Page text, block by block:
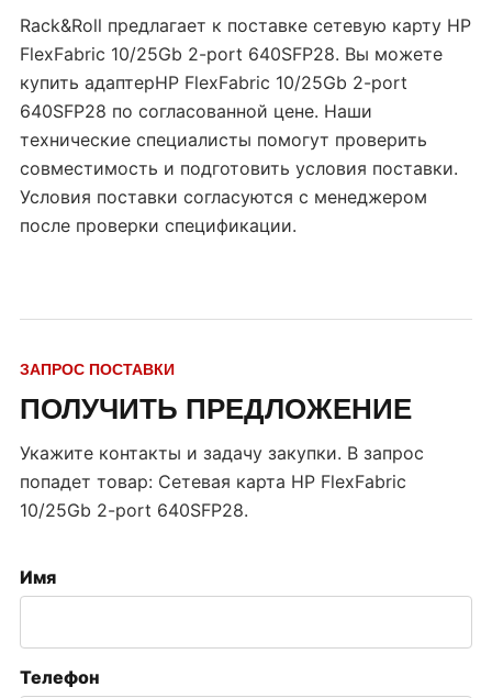
Rack&Roll предлагает к поставке сетевую карту HP
FlexFabric 10/25Gb 2-port 640SFP28. Вы можете
купить адаптерHP FlexFabric 10/25Gb 2-port
640SFP28 по согласованной цене. Наши
технические специалисты помогут проверить
совместимость и подготовить условия поставки.
Условия поставки согласуются с менеджером
после проверки спецификации.
ЗАПРОС ПОСТАВКИ
ПОЛУЧИТЬ ПРЕДЛОЖЕНИЕ
Укажите контакты и задачу закупки. В запрос
попадет товар: Сетевая карта HP FlexFabric
10/25Gb 2-port 640SFP28.
Имя
Телефон